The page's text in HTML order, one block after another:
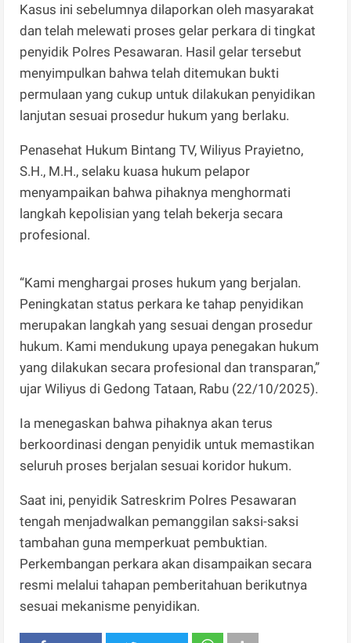
Kasus ini sebelumnya dilaporkan oleh masyarakat
dan telah melewati proses gelar perkara di tingkat
penyidik Polres Pesawaran. Hasil gelar tersebut
menyimpulkan bahwa telah ditemukan bukti
permulaan yang cukup untuk dilakukan penyidikan
lanjutan sesuai prosedur hukum yang berlaku.
Penasehat Hukum Bintang TV, Wiliyus Prayietno,
S.H., M.H., selaku kuasa hukum pelapor
menyampaikan bahwa pihaknya menghormati
langkah kepolisian yang telah bekerja secara
profesional.
“Kami menghargai proses hukum yang berjalan.
Peningkatan status perkara ke tahap penyidikan
merupakan langkah yang sesuai dengan prosedur
hukum. Kami mendukung upaya penegakan hukum
yang dilakukan secara profesional dan transparan,”
ujar Wiliyus di Gedong Tataan, Rabu (22/10/2025).
Ia menegaskan bahwa pihaknya akan terus
berkoordinasi dengan penyidik untuk memastikan
seluruh proses berjalan sesuai koridor hukum.
Saat ini, penyidik Satreskrim Polres Pesawaran
tengah menjadwalkan pemanggilan saksi-saksi
tambahan guna memperkuat pembuktian.
Perkembangan perkara akan disampaikan secara
resmi melalui tahapan pemberitahuan berikutnya
sesuai mekanisme penyidikan.